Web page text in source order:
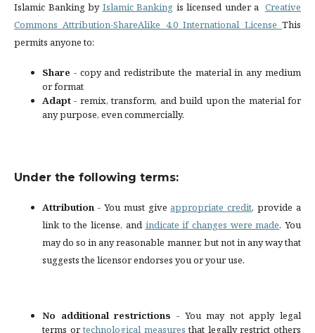
Islamic Banking by Islamic Banking is licensed under a Creative
Commons Attribution-ShareAlike 4.0 International License This
permits anyone to:
Share - copy and redistribute the material in any medium
or format
Adapt - remix, transform, and build upon the material for
any purpose, even commercially.
Under the following terms:
Attribution - You must give appropriate credit, provide a
link to the license, and indicate if changes were made. You
may do so in any reasonable manner, but not in any way that
suggests the licensor endorses you or your use.
No additional restrictions - You may not apply legal
terms ortechnological measures that legally restrict others